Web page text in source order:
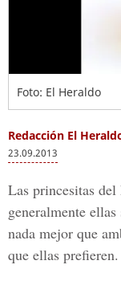
Foto: El Heraldo
Redacción El
23.09.2013
Las princesitas
generalmente
nada mejor que
que ellas prefieren.